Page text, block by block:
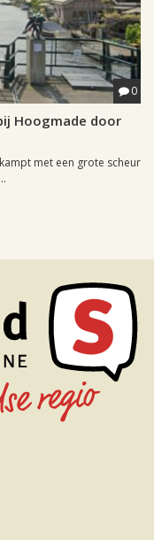
0
Hoogmade door
met een grote scheur